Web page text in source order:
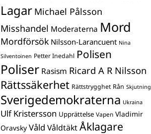
Lagar Michael Pålsson
Misshandel Moderaterna Mord
Mordförsök Nilsson-Larancuent Nina
Silventoinen Petter Inedahl Polisen
Poliser Rasism Ricard A R Nilsson
Rättssäkerhet Rättstrygghet Rån Skjutning
Sverigedemokraterna Ukraina
Ulf Kristersson Upprättelse Vapen Vladimir
Oravsky Våld VåldtäktÅklagare